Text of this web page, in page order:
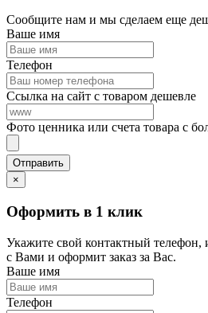
Сообщите нам и мы сделаем еще
Ваше имя
Телефон
Ссылка на сайт с товаром дешевле
Фото ценника или счета товара с
×
Оформить в 1 клик
Укажите свой контактный телефон,
с Вами и оформит заказ за Вас.
Ваше имя
Телефон